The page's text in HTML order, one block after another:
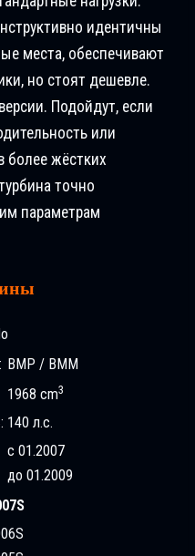
идентичны
места, обеспечивают
но стоят дешевле.
Подойдут, если
или
более жёстких
точно
параметрам
BMP / BMM
1968 cm3
140 л.с.
с 01.2007
до 01.2009